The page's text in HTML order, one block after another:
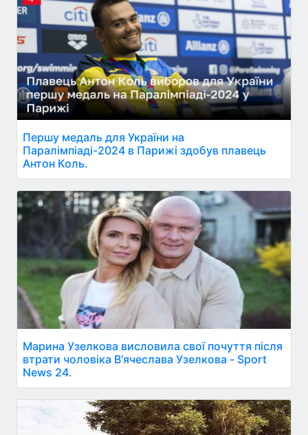
Першу медаль для України на
Паралімпіаді-2024 в Парижі здобув плавець
Антон Коль.
Марина Узелкова висловила свої почуття після
втрати чоловіка В'ячеслава Узелкова - Sport
News 24.